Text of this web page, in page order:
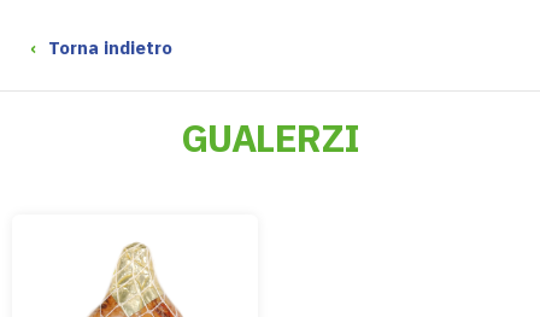
‹ Torna indietro
GUALERZI